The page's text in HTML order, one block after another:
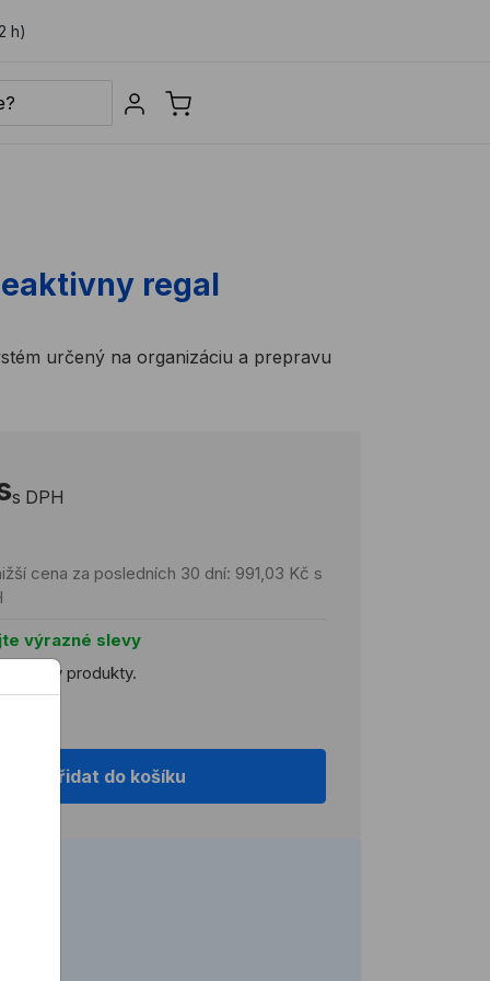
h)
Sign in
regal
určený na organizáciu a prepravu
s DPH
cena za posledních 30 dní: 991,03 Kč s
výrazné slevy
produkty.
Přidat do košíku